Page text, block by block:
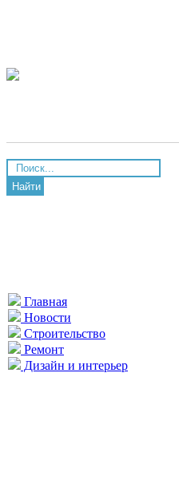
Найти
Главная
Новости
Строительство
Ремонт
Дизайн и интерьер